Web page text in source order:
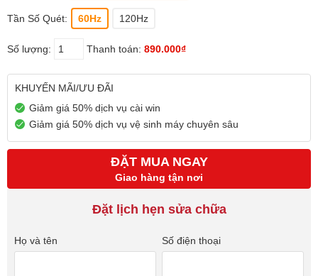
Tần Số Quét: 60Hz 120Hz
Số lượng: Thanh toán: 890.000₫
KHUYẾN MÃI/ƯU ĐÃI
Giảm giá 50% dịch vụ cài win
Giảm giá 50% dịch vụ vệ sinh máy chuyên sâu
ĐẶT MUA NGAY
Giao hàng tận nơi
Đặt lịch hẹn sửa chữa
Họ và tên Số điện thoại